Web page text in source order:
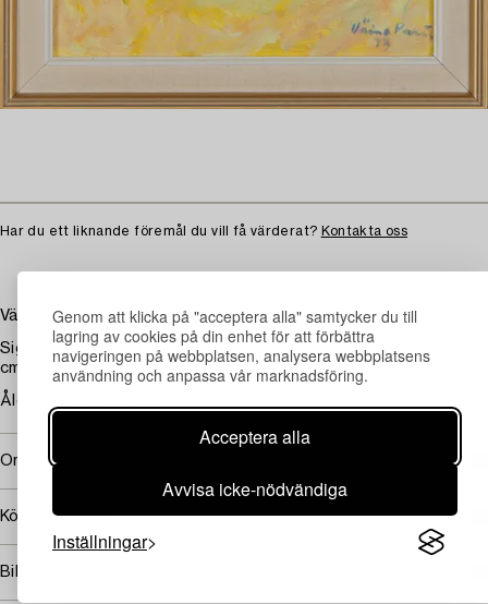
Genom att klicka på "acceptera alla" samtycker du till
lagring av cookies på din enhet för att förbättra
navigeringen på webbplatsen, analysera webbplatsens
användning och anpassa vår marknadsföring.
Acceptera alla
Avvisa icke-nödvändiga
Inställningar
Har du ett liknande föremål du vill få värderat? Kontakta oss
Väinö Paris, Blommor i korg
Signerad Väinö Paris och daterad -73. Olja på pannå, 50 x 29,5
cm.
Åldersrelaterat slitage.
Omfattas av följerätt
Köpinformation
Bildrättigheter